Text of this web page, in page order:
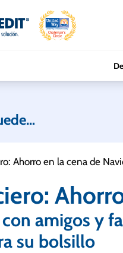
Ahorro en la cena de
amigos y
su bolsillo